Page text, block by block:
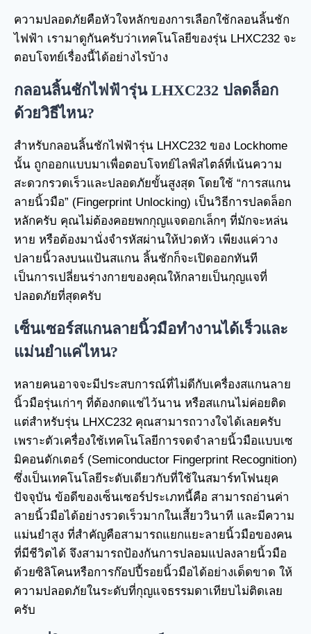
ความปลอดภัยคือหัวใจหลักของการเลือกใช้กลอนลิ้นชัก
ไฟฟ้า เรามาดูกันครับว่าเทคโนโลยีของรุ่น LHXC232 จะ
ตอบโจทย์เรื่องนี้ได้อย่างไรบ้าง
กลอนลิ้นชักไฟฟ้ารุ่น LHXC232 ปลดล็อก
ด้วยวิธีไหน?
สำหรับกลอนลิ้นชักไฟฟ้ารุ่น LHXC232 ของ Lockhome
นั้น ถูกออกแบบมาเพื่อตอบโจทย์ไลฟ์สไตล์ที่เน้นความ
สะดวกรวดเร็วและปลอดภัยขั้นสูงสุด โดยใช้ “การสแกน
ลายนิ้วมือ” (Fingerprint Unlocking) เป็นวิธีการปลดล็อก
หลักครับ คุณไม่ต้องคอยพกกุญแจดอกเล็กๆ ที่มักจะหล่น
หาย หรือต้องมานั่งจำรหัสผ่านให้ปวดหัว เพียงแค่วาง
ปลายนิ้วลงบนแป้นสแกน ลิ้นชักก็จะเปิดออกทันที
เป็นการเปลี่ยนร่างกายของคุณให้กลายเป็นกุญแจที่
ปลอดภัยที่สุดครับ
เซ็นเซอร์สแกนลายนิ้วมือทำงานได้เร็วและ
แม่นยำแค่ไหน?
หลายคนอาจจะมีประสบการณ์ที่ไม่ดีกับเครื่องสแกนลาย
นิ้วมือรุ่นเก่าๆ ที่ต้องกดแช่ไว้นาน หรือสแกนไม่ค่อยติด
แต่สำหรับรุ่น LHXC232 คุณสามารถวางใจได้เลยครับ
เพราะตัวเครื่องใช้เทคโนโลยีการจดจำลายนิ้วมือแบบเซ
มิคอนดักเตอร์ (Semiconductor Fingerprint Recognition)
ซึ่งเป็นเทคโนโลยีระดับเดียวกับที่ใช้ในสมาร์ทโฟนยุค
ปัจจุบัน ข้อดีของเซ็นเซอร์ประเภทนี้คือ สามารถอ่านค่า
ลายนิ้วมือได้อย่างรวดเร็วมากในเสี้ยววินาที และมีความ
แม่นยำสูง ที่สำคัญคือสามารถแยกแยะลายนิ้วมือของคน
ที่มีชีวิตได้ จึงสามารถป้องกันการปลอมแปลงลายนิ้วมือ
ด้วยซิลิโคนหรือการก๊อปปี้รอยนิ้วมือได้อย่างเด็ดขาด ให้
ความปลอดภัยในระดับที่กุญแจธรรมดาเทียบไม่ติดเลย
ครับ